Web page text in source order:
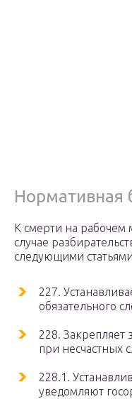
Нормативная
К смерти на рабочем
случае
следующими
227.
обязательного
228. Закрепляет
при несчастных
228.1.
уведомляют